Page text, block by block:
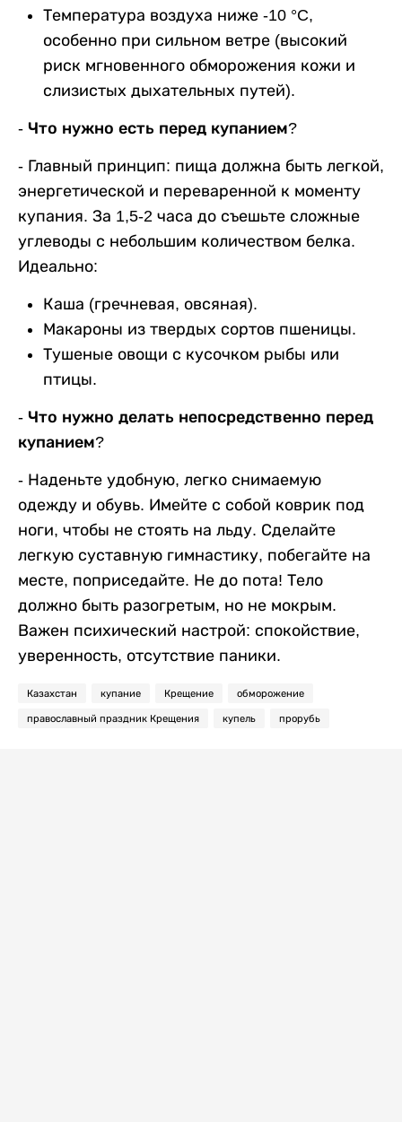
Температура воздуха ниже -10 °C,
особенно при сильном ветре (высокий
риск мгновенного обморожения кожи и
слизистых дыхательных путей).
- Что нужно есть перед купанием?
- Главный принцип: пища должна быть легкой,
энергетической и переваренной к моменту
купания. За 1,5-2 часа до съешьте сложные
углеводы с небольшим количеством белка.
Идеально:
Каша (гречневая, овсяная).
Макароны из твердых сортов пшеницы.
Тушеные овощи с кусочком рыбы или
птицы.
- Что нужно делать непосредственно перед
купанием?
- Наденьте удобную, легко снимаемую
одежду и обувь. Имейте с собой коврик под
ноги, чтобы не стоять на льду. Сделайте
легкую суставную гимнастику, побегайте на
месте, поприседайте. Не до пота! Тело
должно быть разогретым, но не мокрым.
Важен психический настрой: спокойствие,
уверенность, отсутствие паники.
Казахстан купание Крещение обморожение
православный праздник Крещения купель прорубь